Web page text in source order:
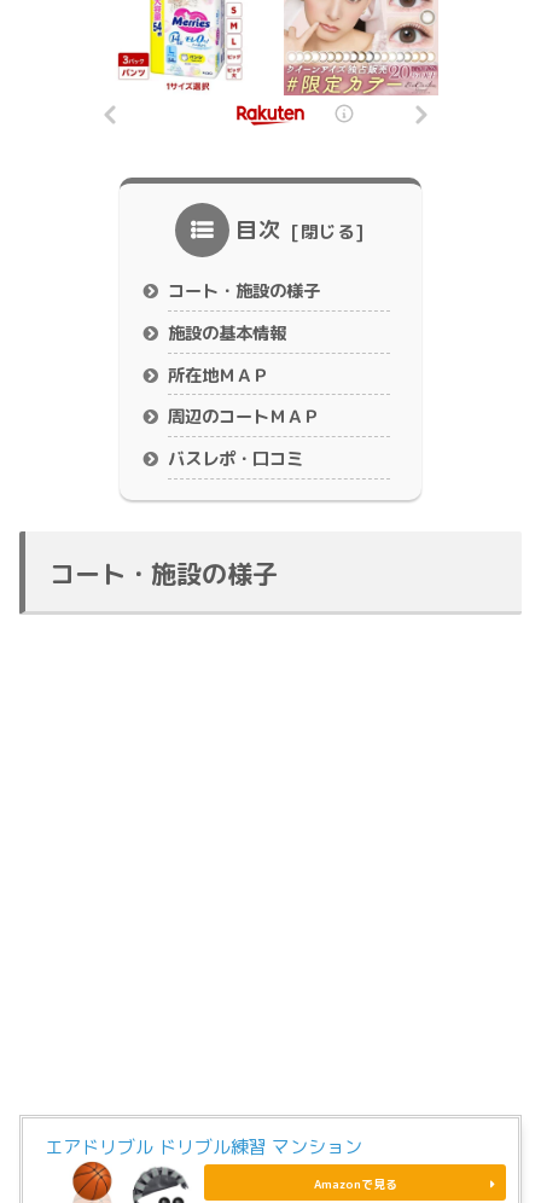
目次
コート・施設の様子
施設の基本情報
所在地ＭＡＰ
周辺のコートＭＡＰ
バスレポ・口コミ
コート・施設の様子
エアドリブル ドリブル練習 マンション
Amazonで見る